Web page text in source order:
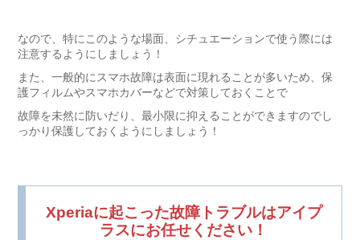
なので、特にこのような場面、シチュエーションで使う際には
注意するようにしましょう！
また、一般的にスマホ故障は表面に現れることが多いため、保
護フィルムやスマホカバーなどで対策しておくことで
故障を未然に防いだり、最小限に抑えることができますのでし
っかり保護しておくようにしましょう！
Xperiaに起こった故障トラブルはアイプ
ラスにお任せください！